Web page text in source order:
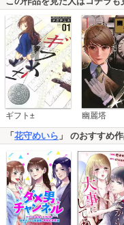
ギフト± 幽麗塔
「 花守めいら 」 のおすすめ